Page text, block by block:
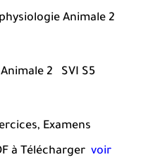
physiologie Animale 2
2
SVI S5
Examens
à Télécharger voir